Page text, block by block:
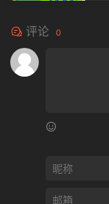
评论 0